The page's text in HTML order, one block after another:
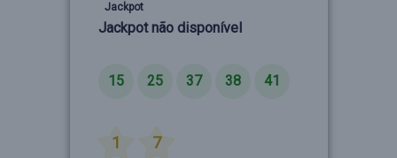
Jackpot
Jackpot não disponível
15 25 37 38 41
1 7